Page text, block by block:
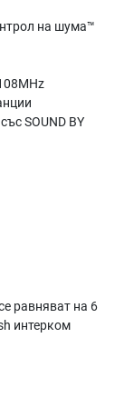
на шума™
SOUND BY
равняват на 6
интерком